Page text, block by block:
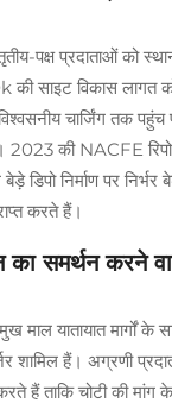
तृतीय-पक्ष प्रदाताओं को
की साइट विकास लागत
चार्जिंग तक
की NACFE
डिपो निर्माण पर
करते हैं।
का समर्थन करने
माल यातायात मार्गों के
हैं। अग्रणी
हैं ताकि चोटी की मांग